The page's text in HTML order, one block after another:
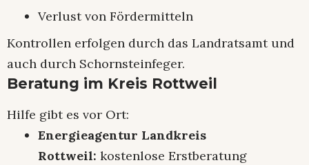
Verlust von Fördermitteln
Kontrollen erfolgen durch das Landratsamt und
auch durch Schornsteinfeger.
Beratung im Kreis Rottweil
Hilfe gibt es vor Ort:
Energieagentur Landkreis
Rottweil: kostenlose Erstberatung